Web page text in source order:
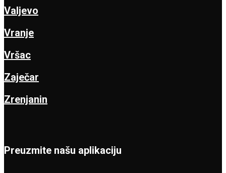
Valjevo
Vranje
Vršac
Zaječar
Zrenjanin
Preuzmite našu aplikaciju